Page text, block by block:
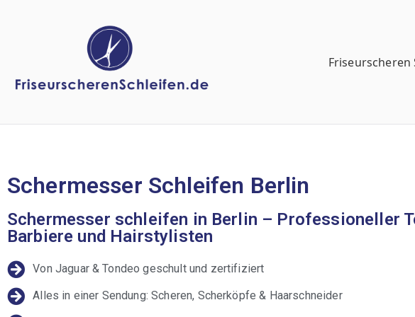
Friseurscheren
Schermesser Schleifen Berlin
Schermesser schleifen in Berlin – Professioneller
Barbiere und Hairstylisten
Von Jaguar & Tondeo geschult und zertifiziert
Alles in einer Sendung: Scheren, Scherköpfe & Haarschneider